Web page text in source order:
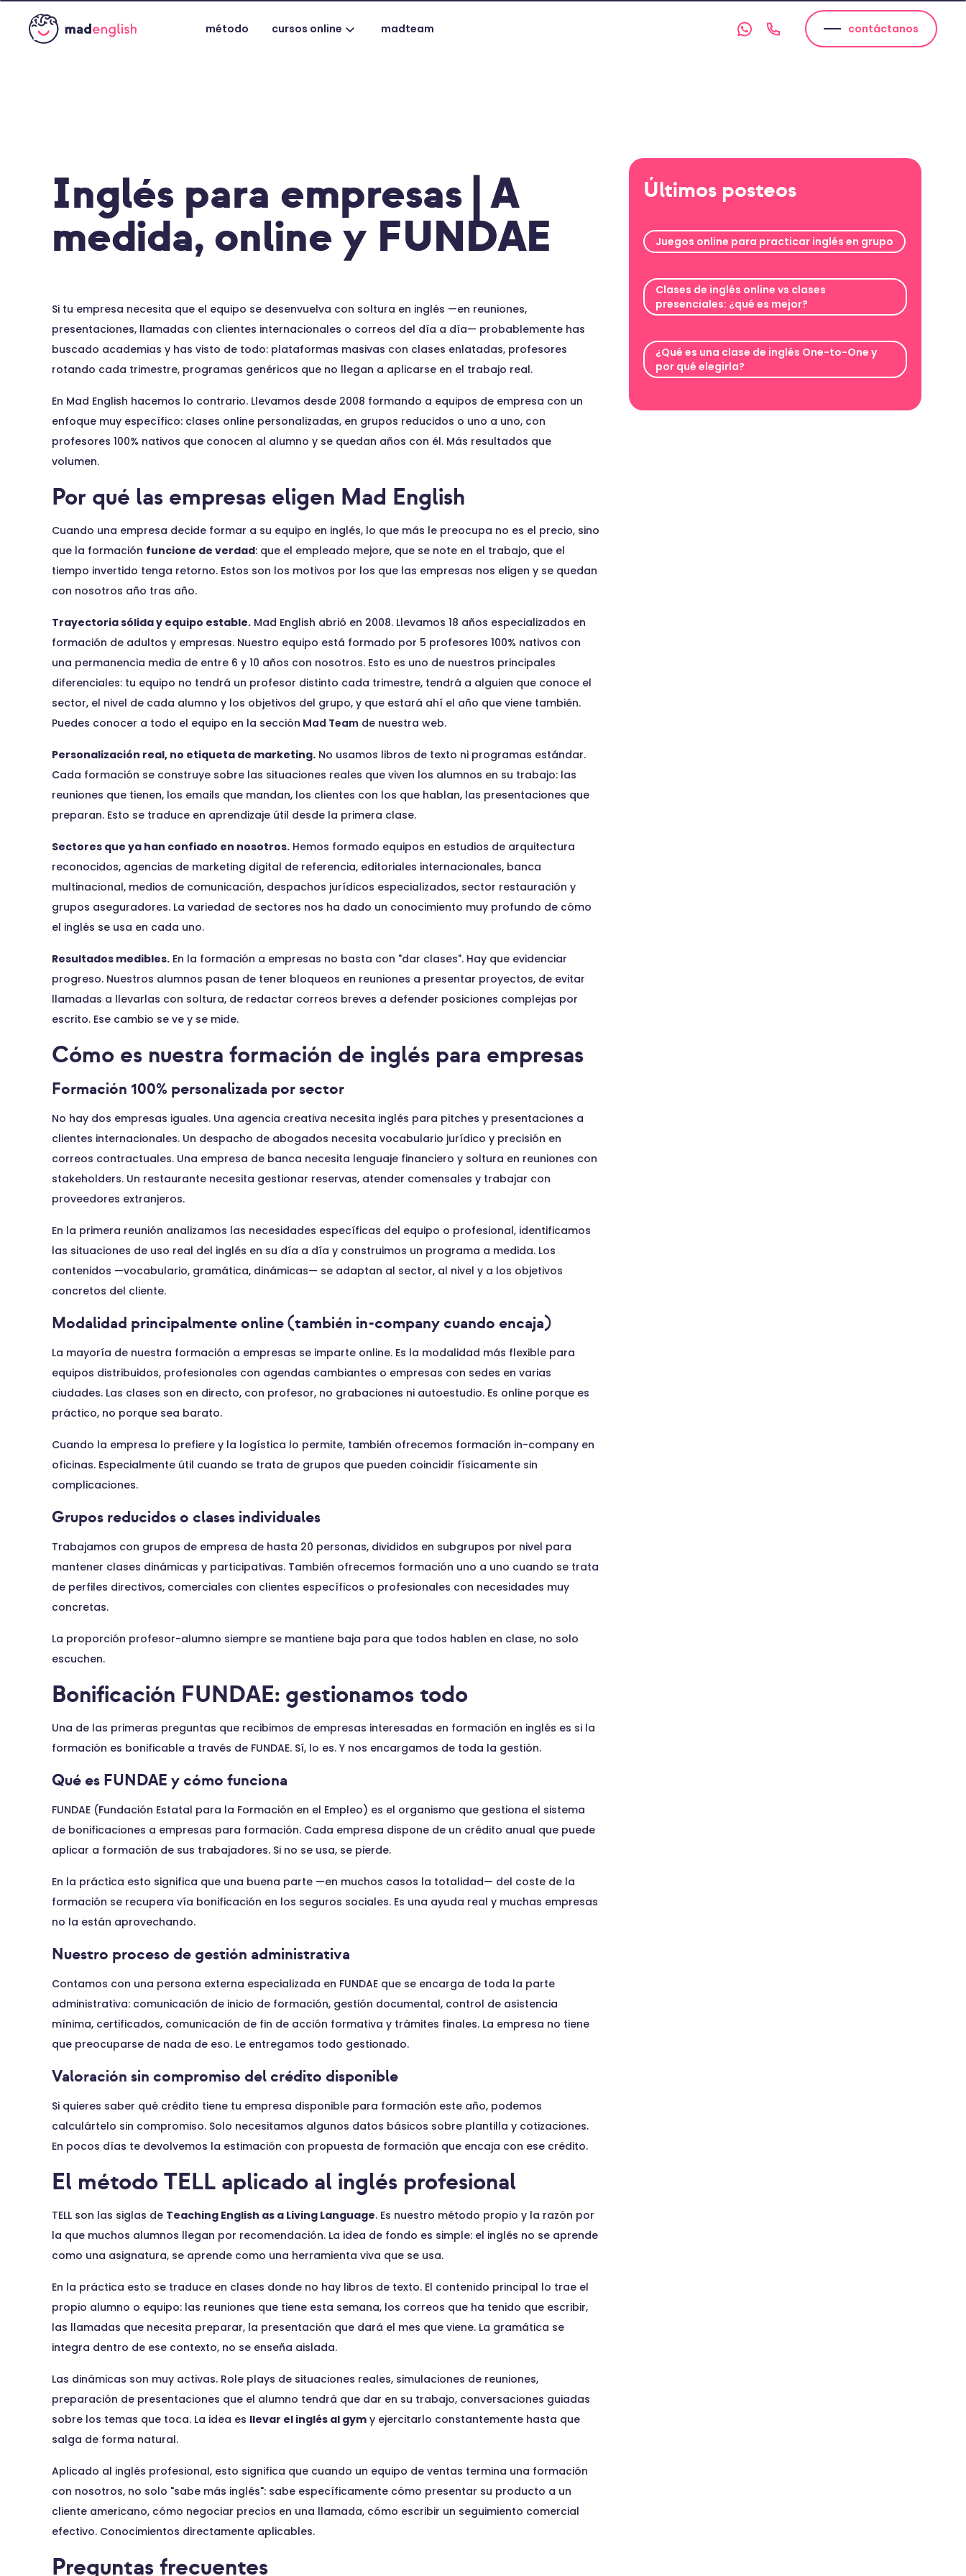
método cursos online madteam contáctanos
Inglés para empresas | A
medida, online y FUNDAE
Si tu empresa necesita que el equipo se desenvuelva con soltura en inglés —en reuniones,
presentaciones, llamadas con clientes internacionales o correos del día a día— probablemente has
buscado academias y has visto de todo: plataformas masivas con clases enlatadas, profesores
rotando cada trimestre, programas genéricos que no llegan a aplicarse en el trabajo real.
En Mad English hacemos lo contrario. Llevamos desde 2008 formando a equipos de empresa con un
enfoque muy específico: clases online personalizadas, en grupos reducidos o uno a uno, con
profesores 100% nativos que conocen al alumno y se quedan años con él. Más resultados que
volumen.
Por qué las empresas eligen Mad English
Cuando una empresa decide formar a su equipo en inglés, lo que más le preocupa no es el precio, sino
que la formación funcione de verdad: que el empleado mejore, que se note en el trabajo, que el
tiempo invertido tenga retorno. Estos son los motivos por los que las empresas nos eligen y se quedan
con nosotros año tras año.
Trayectoria sólida y equipo estable. Mad English abrió en 2008. Llevamos 18 años especializados en
formación de adultos y empresas. Nuestro equipo está formado por 5 profesores 100% nativos con
una permanencia media de entre 6 y 10 años con nosotros. Esto es uno de nuestros principales
diferenciales: tu equipo no tendrá un profesor distinto cada trimestre, tendrá a alguien que conoce el
sector, el nivel de cada alumno y los objetivos del grupo, y que estará ahí el año que viene también.
Puedes conocer a todo el equipo en la sección Mad Team de nuestra web.
Personalización real, no etiqueta de marketing. No usamos libros de texto ni programas estándar.
Cada formación se construye sobre las situaciones reales que viven los alumnos en su trabajo: las
reuniones que tienen, los emails que mandan, los clientes con los que hablan, las presentaciones que
preparan. Esto se traduce en aprendizaje útil desde la primera clase.
Sectores que ya han confiado en nosotros. Hemos formado equipos en estudios de arquitectura
reconocidos, agencias de marketing digital de referencia, editoriales internacionales, banca
multinacional, medios de comunicación, despachos jurídicos especializados, sector restauración y
grupos aseguradores. La variedad de sectores nos ha dado un conocimiento muy profundo de cómo
el inglés se usa en cada uno.
Resultados medibles. En la formación a empresas no basta con "dar clases". Hay que evidenciar
progreso. Nuestros alumnos pasan de tener bloqueos en reuniones a presentar proyectos, de evitar
llamadas a llevarlas con soltura, de redactar correos breves a defender posiciones complejas por
escrito. Ese cambio se ve y se mide.
Cómo es nuestra formación de inglés para empresas
Formación 100% personalizada por sector
No hay dos empresas iguales. Una agencia creativa necesita inglés para pitches y presentaciones a
clientes internacionales. Un despacho de abogados necesita vocabulario jurídico y precisión en
correos contractuales. Una empresa de banca necesita lenguaje financiero y soltura en reuniones con
stakeholders. Un restaurante necesita gestionar reservas, atender comensales y trabajar con
proveedores extranjeros.
En la primera reunión analizamos las necesidades específicas del equipo o profesional, identificamos
las situaciones de uso real del inglés en su día a día y construimos un programa a medida. Los
contenidos —vocabulario, gramática, dinámicas— se adaptan al sector, al nivel y a los objetivos
concretos del cliente.
Modalidad principalmente online (también in-company cuando encaja)
La mayoría de nuestra formación a empresas se imparte online. Es la modalidad más flexible para
equipos distribuidos, profesionales con agendas cambiantes o empresas con sedes en varias
ciudades. Las clases son en directo, con profesor, no grabaciones ni autoestudio. Es online porque es
práctico, no porque sea barato.
Cuando la empresa lo prefiere y la logística lo permite, también ofrecemos formación in-company en
oficinas. Especialmente útil cuando se trata de grupos que pueden coincidir físicamente sin
complicaciones.
Grupos reducidos o clases individuales
Trabajamos con grupos de empresa de hasta 20 personas, divididos en subgrupos por nivel para
mantener clases dinámicas y participativas. También ofrecemos formación uno a uno cuando se trata
de perfiles directivos, comerciales con clientes específicos o profesionales con necesidades muy
concretas.
La proporción profesor-alumno siempre se mantiene baja para que todos hablen en clase, no solo
escuchen.
Bonificación FUNDAE: gestionamos todo
Una de las primeras preguntas que recibimos de empresas interesadas en formación en inglés es si la
formación es bonificable a través de FUNDAE. Sí, lo es. Y nos encargamos de toda la gestión.
Qué es FUNDAE y cómo funciona
FUNDAE (Fundación Estatal para la Formación en el Empleo) es el organismo que gestiona el sistema
de bonificaciones a empresas para formación. Cada empresa dispone de un crédito anual que puede
aplicar a formación de sus trabajadores. Si no se usa, se pierde.
En la práctica esto significa que una buena parte —en muchos casos la totalidad— del coste de la
formación se recupera vía bonificación en los seguros sociales. Es una ayuda real y muchas empresas
no la están aprovechando.
Nuestro proceso de gestión administrativa
Contamos con una persona externa especializada en FUNDAE que se encarga de toda la parte
administrativa: comunicación de inicio de formación, gestión documental, control de asistencia
mínima, certificados, comunicación de fin de acción formativa y trámites finales. La empresa no tiene
que preocuparse de nada de eso. Le entregamos todo gestionado.
Valoración sin compromiso del crédito disponible
Si quieres saber qué crédito tiene tu empresa disponible para formación este año, podemos
calculártelo sin compromiso. Solo necesitamos algunos datos básicos sobre plantilla y cotizaciones.
En pocos días te devolvemos la estimación con propuesta de formación que encaja con ese crédito.
El método TELL aplicado al inglés profesional
TELL son las siglas de Teaching English as a Living Language. Es nuestro método propio y la razón por
la que muchos alumnos llegan por recomendación. La idea de fondo es simple: el inglés no se aprende
como una asignatura, se aprende como una herramienta viva que se usa.
En la práctica esto se traduce en clases donde no hay libros de texto. El contenido principal lo trae el
propio alumno o equipo: las reuniones que tiene esta semana, los correos que ha tenido que escribir,
las llamadas que necesita preparar, la presentación que dará el mes que viene. La gramática se
integra dentro de ese contexto, no se enseña aislada.
Las dinámicas son muy activas. Role plays de situaciones reales, simulaciones de reuniones,
preparación de presentaciones que el alumno tendrá que dar en su trabajo, conversaciones guiadas
sobre los temas que toca. La idea es llevar el inglés al gym y ejercitarlo constantemente hasta que
salga de forma natural.
Aplicado al inglés profesional, esto significa que cuando un equipo de ventas termina una formación
con nosotros, no solo "sabe más inglés": sabe específicamente cómo presentar su producto a un
cliente americano, cómo negociar precios en una llamada, cómo escribir un seguimiento comercial
efectivo. Conocimientos directamente aplicables.
Preguntas frecuentes
Últimos posteos
Juegos online para practicar inglés en grupo
Clases de inglés online vs clases
presenciales: ¿qué es mejor?
¿Qué es una clase de inglés One-to-One y
por qué elegirla?